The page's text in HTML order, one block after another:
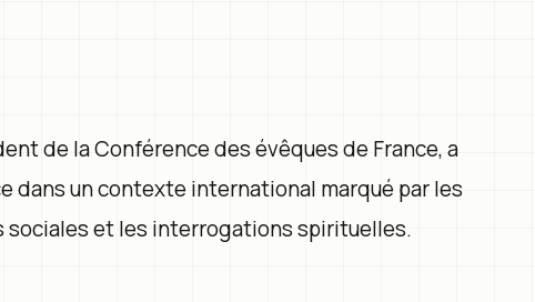
de la Conférence des évêques de France, a
dans un contexte international marqué par les
et les interrogations spirituelles.